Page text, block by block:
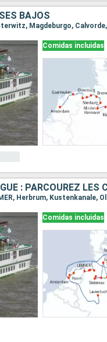
BAJOS
Comidas incluidas
Comidas incluidas